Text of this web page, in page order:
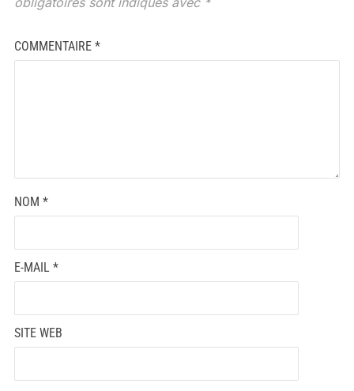
COMMENTAIRE *
NOM *
E-MAIL *
SITE WEB